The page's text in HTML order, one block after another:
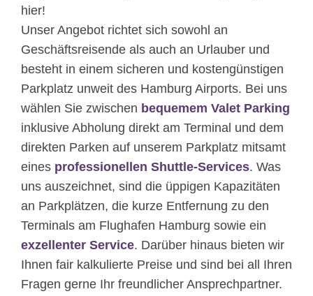
hier!
Unser Angebot richtet sich sowohl an
Geschäftsreisende als auch an Urlauber und
besteht in einem sicheren und kostengünstigen
Parkplatz unweit des Hamburg Airports. Bei uns
wählen Sie zwischen bequemem Valet Parking
inklusive Abholung direkt am Terminal und dem
direkten Parken auf unserem Parkplatz mitsamt
eines professionellen Shuttle-Services. Was
uns auszeichnet, sind die üppigen Kapazitäten
an Parkplätzen, die kurze Entfernung zu den
Terminals am Flughafen Hamburg sowie ein
exzellenter Service. Darüber hinaus bieten wir
Ihnen fair kalkulierte Preise und sind bei all Ihren
Fragen gerne Ihr freundlicher Ansprechpartner.